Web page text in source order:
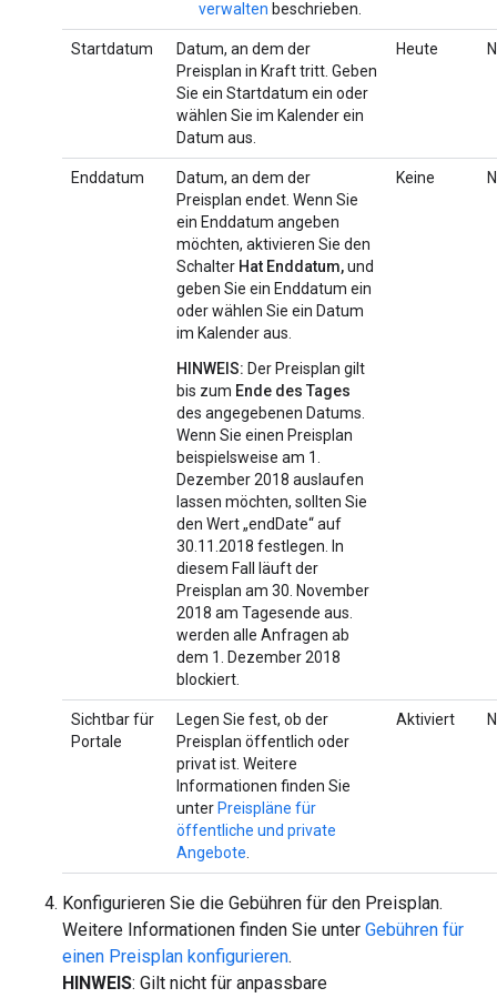
verwalten beschrieben.
Startdatum
Datum, an dem der
Preisplan in Kraft tritt. Geben
Sie ein Startdatum ein oder
wählen Sie im Kalender ein
Datum aus.
Heute
Enddatum
Datum, an dem der
Preisplan endet. Wenn Sie
ein Enddatum angeben
möchten, aktivieren Sie den
Schalter Hat Enddatum,und
geben Sie ein Enddatum ein
oder wählen Sie ein Datum
im Kalender aus.
HINWEIS: Der Preisplan gilt
bis zum Ende des Tages
des angegebenen Datums.
Wenn Sie einen Preisplan
beispielsweise am 1.
Dezember 2018 auslaufen
lassen möchten, sollten Sie
den Wert „endDate“ auf
30.11.2018 festlegen. In
diesem Fall läuft der
Preisplan am 30. November
2018 am Tagesende aus.
werden alle Anfragen ab
dem 1. Dezember 2018
blockiert.
Keine
Sichtbar für
Portale
Legen Sie fest, ob der
Preisplan öffentlich oder
privat ist. Weitere
Informationen finden Sie
unter Preispläne für
öffentliche und private
Angebote
Aktiviert
Konfigurieren Sie die Gebühren für den Preisplan.
Weitere Informationen finden Sie unter Gebühren für
einen Preisplan konfigurieren.
HINWEIS: Gilt nicht für anpassbare